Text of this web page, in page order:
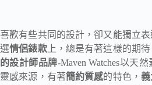
喜歡有些共同的設計，卻又能獨立
選情侶錶款上，總是有著這樣的期
的設計師品牌-Maven Watches以天
靈感來源，有著簡約質感的特色， 義